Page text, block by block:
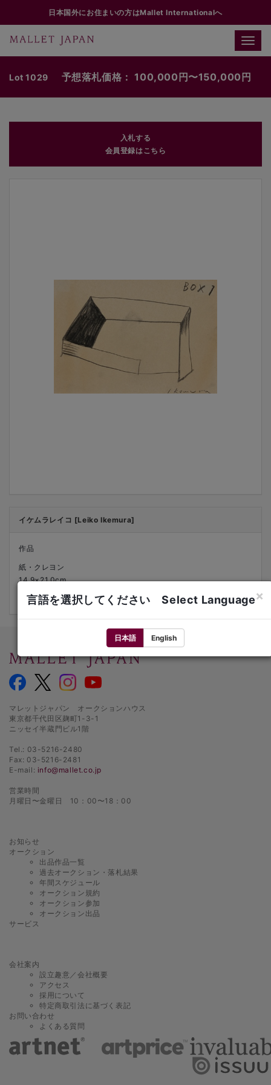
日本国外にお住まいの方はMallet Internationalへ
Toggle
Lot 1029 予想落札価格： 100,000円〜150,000円
入札する
会員登録はこちら
イケムラレイコ [Leiko Ikemura]
作品
紙・クレヨン
14.9×21.0cm
右下にサイン、右上に'BOX1'の記述
マレットジャパン オークションハウス
東京都千代田区麹町1-3-1
ニッセイ半蔵門ビル1階
Tel.: 03-5216-2480
Fax: 03-5216-2481
E-mail: info@mallet.co.jp
営業時間
月曜日〜金曜日 10：00〜18：00
お知らせ
オークション
出品作品一覧
過去オークション・落札結果
年間スケジュール
オークション規約
オークション参加
オークション出品
サービス
会社案内
設立趣意／会社概要
アクセス
採用について
特定商取引法に基づく表記
お問い合わせ
よくある質問
言語を選択してください Select Language×
日本語 English